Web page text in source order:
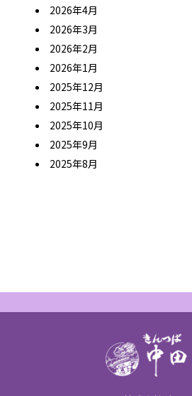
2026年4月
2026年3月
2026年2月
2026年1月
2025年12月
2025年11月
2025年10月
2025年9月
2025年8月